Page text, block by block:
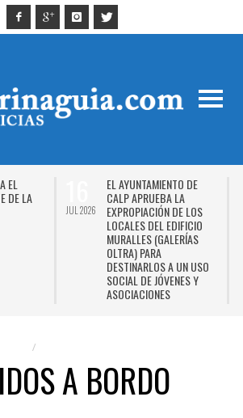
EL
DE LA
JUL 2026
EL AYUNTAMIENTO DE
CALP APRUEBA LA
EXPROPIACIÓN DE LOS
LOCALES DEL EDIFICIO
MURALLES (GALERÍAS
OLTRA) PARA
DESTINARLOS A UN USO
SOCIAL DE JÓVENES Y
ASOCIACIONES
A BORDO